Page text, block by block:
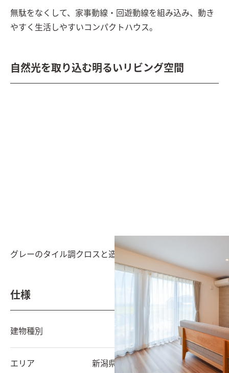
無駄をなくして、家事動線・回遊動線を組み込み、動き
やすく生活しやすいコンパクトハウス。
自然光を取り込む明るいリビング空間
グレーのタイル調クロスと造作テレビボード
仕様
建物種別
エリア 新潟県燕市